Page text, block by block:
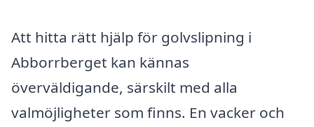
Att hitta rätt hjälp för golvslipning i
Abborrberget kan kännas
överväldigande, särskilt med alla
valmöjligheter som finns. En vacker och